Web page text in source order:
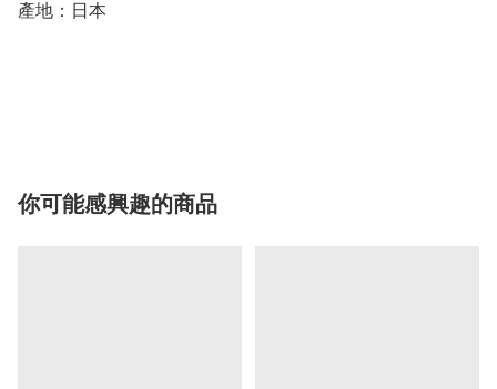
產地：日本
你可能感興趣的商品